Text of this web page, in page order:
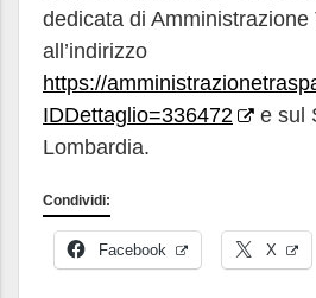
dedicata di Amministrazione
all’indirizzo
https://
IDDettaglio=336472
e sul
Lombardia.
Condividi:
Facebook X